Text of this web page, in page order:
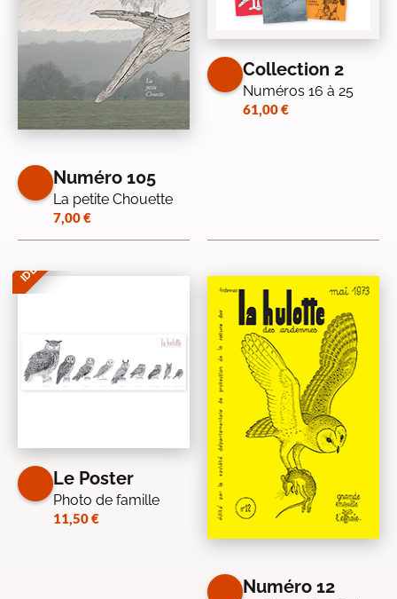
Numéro 105
La petite Chouette
7,00€
Collection 2
Numéros 16 à 25
61,00€
IDÉE CADEAU
Le Poster
Photo de famille
11,50€
Numéro 12